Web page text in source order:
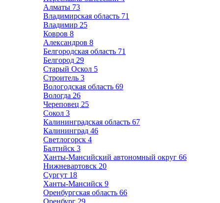
Алматы 73
Владимирская область 71
Владимир 25
Ковров 8
Александров 8
Белгородская область 71
Белгород 29
Старый Оскол 5
Строитель 3
Вологодская область 69
Вологда 26
Череповец 25
Сокол 3
Калининградская область 67
Калининград 46
Светлогорск 4
Балтийск 3
Ханты-Мансийский автономный округ 66
Нижневартовск 20
Сургут 18
Ханты-Мансийск 9
Оренбургская область 66
Оренбург 29